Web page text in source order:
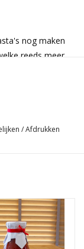
nog maken
reeds meer
is. De
/Afdrukken